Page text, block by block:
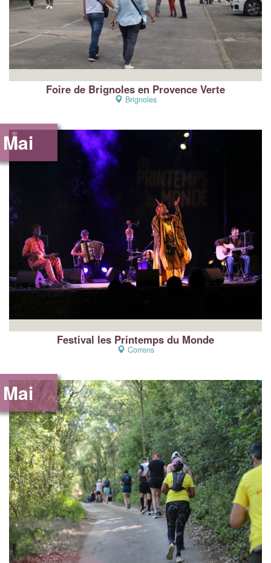
Foire de Brignoles en Provence Verte
Brignoles
Festival les Printemps du Monde
Correns
Mai
Mai